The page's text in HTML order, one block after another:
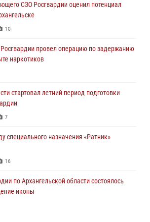
СЗО Росгвардии оценил потенциал
10
провел операцию по задержанию
наркотиков
стартовал летний период подготовки
7
специального назначения «Ратник»
16
по Архангельской области состоялось
иконы